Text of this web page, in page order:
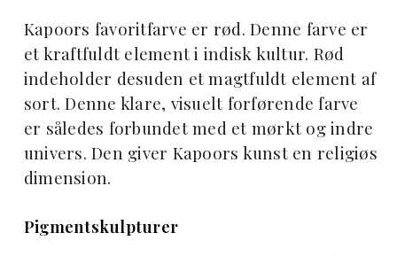
Kapoors favoritfarve er rød. Denne farve er
et kraftfuldt element i indisk kultur. Rød
indeholder desuden et magtfuldt element af
sort. Denne klare, visuelt forførende farve
er således forbundet med et mørkt og indre
univers. Den giver Kapoors kunst en religiøs
dimension.
Pigmentskulpturer